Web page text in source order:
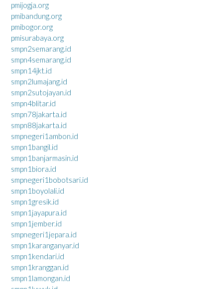
pmijogja.org
pmibandung.org
pmibogor.org
pmisurabaya.org
smpn2semarang.id
smpn4semarang.id
smpn14jkt.id
smpn2lumajang.id
smpn2sutojayan.id
smpn4blitar.id
smpn78jakarta.id
smpn88jakarta.id
smpnegeri1ambon.id
smpn1bangil.id
smpn1banjarmasin.id
smpn1biora.id
smpnegeri1bobotsari.id
smpn1boyolali.id
smpn1gresik.id
smpn1jayapura.id
smpn1jember.id
smpnegeri1jepara.id
smpn1karanganyar.id
smpn1kendari.id
smpn1kranggan.id
smpn1lamongan.id